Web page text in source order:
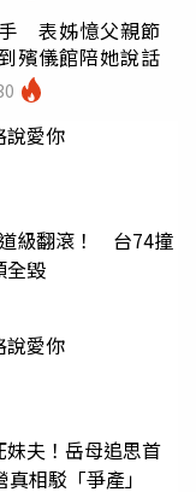
表姊憶父親節
殯儀館陪她說話
說愛你
級翻滾！ 台74撞
全毀
說愛你
夫！岳母追思首
相駁「爭產」